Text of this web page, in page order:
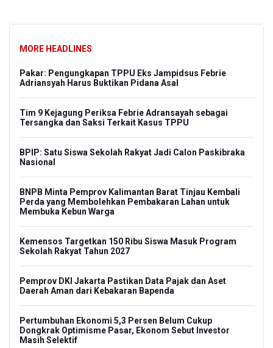
MORE HEADLINES
Pakar: Pengungkapan TPPU Eks Jampidsus Febrie
Adriansyah Harus Buktikan Pidana Asal
Tim 9 Kejagung Periksa Febrie Adransayah sebagai
Tersangka dan Saksi Terkait Kasus TPPU
BPIP: Satu Siswa Sekolah Rakyat Jadi Calon Paskibraka
Nasional
BNPB Minta Pemprov Kalimantan Barat Tinjau Kembali
Perda yang Membolehkan Pembakaran Lahan untuk
Membuka Kebun Warga
Kemensos Targetkan 150 Ribu Siswa Masuk Program
Sekolah Rakyat Tahun 2027
Pemprov DKI Jakarta Pastikan Data Pajak dan Aset
Daerah Aman dari Kebakaran Bapenda
Pertumbuhan Ekonomi 5,3 Persen Belum Cukup
Dongkrak Optimisme Pasar, Ekonom Sebut Investor
Masih Selektif